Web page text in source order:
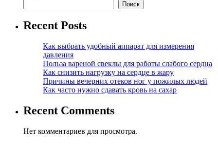
Поиск
Recent Posts
Как выбрать удобный аппарат для измерения
давления
Польза вареной свеклы для работы слабого сердца
Как снизить нагрузку на сердце в жару
Причины вечерних отеков ног у пожилых людей
Как часто нужно сдавать кровь на сахар
Recent Comments
Нет комментариев для просмотра.